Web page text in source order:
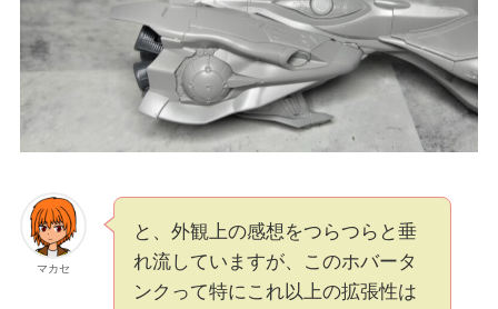
マカセ
と、外観上の感想をつらつらと垂
れ流していますが、このホバータ
ンクって特にこれ以上の拡張性は